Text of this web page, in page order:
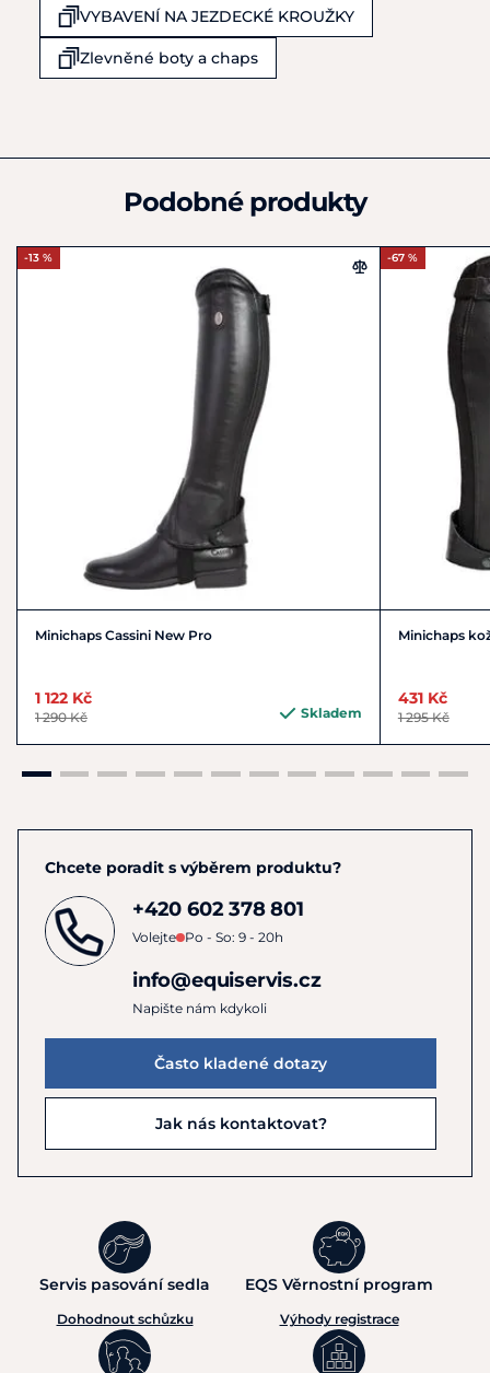
Česká republika
+420 602 378 801
info@equiservis.cz
VYBAVENÍ NA JEZDECKÉ KROUŽKY
Zlevněné boty a chaps
Podobné produkty
-13 %
Minichaps Cassini New Pro
1 122 Kč
1 290 Kč Skladem
-67 %
Minichaps
431 Kč
1 295 Kč
Chcete poradit s výběrem produktu?
+420 602 378 801
Volejte Po - So: 9 - 20h
info@equiservis.cz
Napište nám kdykoli
Často kladené dotazy
Jak nás kontaktovat?
Servis pasování sedla
Dohodnout schůzku
EQS Věrnostní program
Výhody registrace